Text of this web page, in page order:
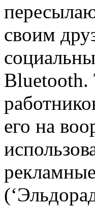
своим
Bluetooth.
его на